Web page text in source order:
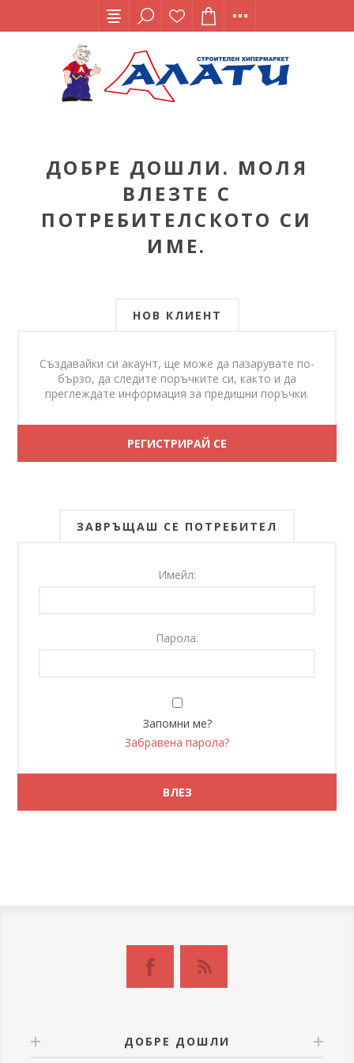
ДОБРЕ ДОШЛИ. МОЛЯ
ВЛЕЗТЕ С
ПОТРЕБИТЕЛСКОТО СИ
ИМЕ.
НОВ КЛИЕНТ
Създавайки си акаунт, ще може да пазарувате по-
бързо, да следите поръчките си, както и да
преглеждате информация за предишни поръчки.
ЗАВРЪЩАШ СЕ ПОТРЕБИТЕЛ
Имейл:
Парола:
Запомни ме?
Забравена парола?
ДОБРЕ ДОШЛИ